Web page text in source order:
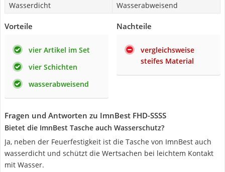
Wasserdicht
Wasserabweisend
Vorteile
vier Artikel im Set
vier Schichten
wasserabweisend
Nachteile
vergleichsweise
steifes Material
Fragen und Antworten zu ImnBest FHD-SSSS
Bietet die ImnBest Tasche auch Wasserschutz?
Ja, neben der Feuerfestigkeit ist die Tasche von ImnBest auch
wasserdicht und schützt die Wertsachen bei leichtem Kontakt
mit Wasser.